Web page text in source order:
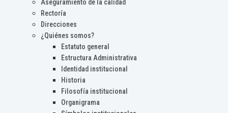
Aseguramiento de la calidad
Rectoría
Direcciones
¿Quiénes somos?
Estatuto general
Estructura Administrativa
Identidad institucional
Historia
Filosofía institucional
Organigrama